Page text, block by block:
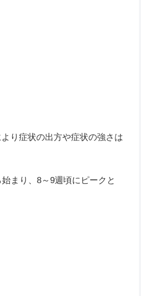
り症状の出方や症状の強さは
まり、8～9週頃にピークと